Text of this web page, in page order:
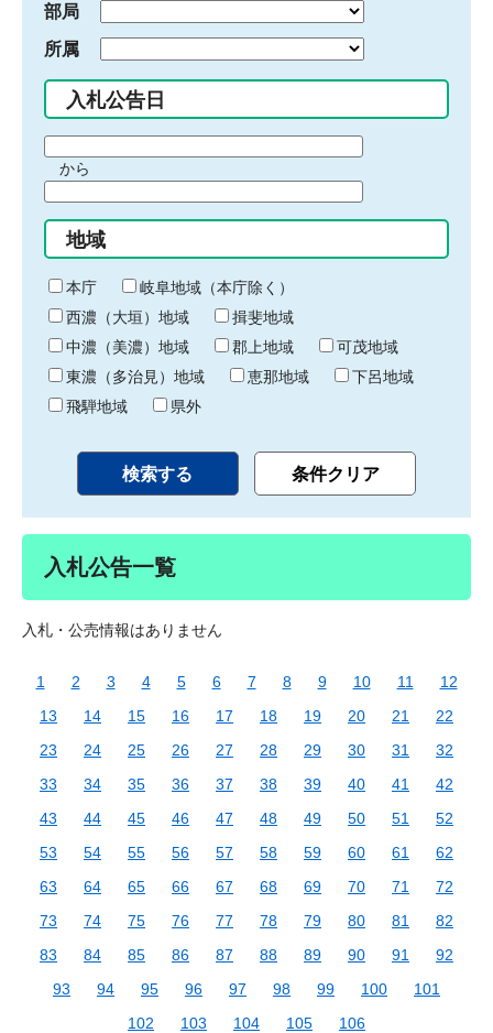
部局
所属
入札公告日
間
始
り
から
間
終
わ
り
地域
本庁
岐阜地域（本庁除く）
西濃（大垣）地域
揖斐地域
中濃（美濃）地域
郡上地域
可茂地域
東濃（多治見）地域
恵那地域
下呂地域
飛騨地域
県外
入札公告一覧
入札・公売情報はありません
1 2 3 4 5 6 7 8 9 10 11
12
13
14 15 16 17 18 19 20 21
22
23
24 25 26 27 28 29 30 31
32
33
34 35 36 37 38 39 40 41
42
43
44 45 46 47 48 49 50 51
52
53
54 55 56 57 58 59 60 61
62
63
64 65 66 67 68 69 70 71
72
73
74 75 76 77 78 79 80 81
82
83
84 85 86 87 88 89 90 91
92
93
94 95 96 97 98 99 100
101
102
103 104 105 106